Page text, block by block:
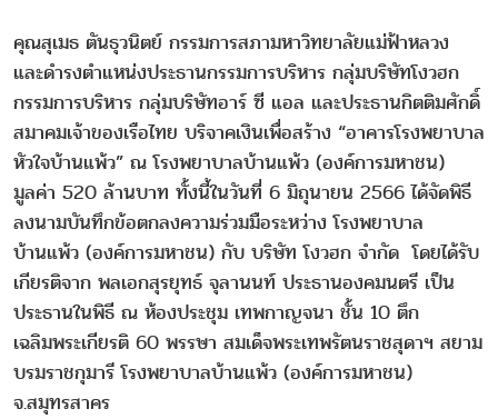
คุณสุเมธ ตันธุวนิตย์ กรรมการสภามหาวิทยาลัยแม่ฟ้าหลวง
และดำรงตำแหน่งประธานกรรมการบริหาร กลุ่มบริษัทโงวฮก
กรรมการบริหาร กลุ่มบริษัทอาร์ ซี แอล และประธานกิตติมศักดิ์
สมาคมเจ้าของเรือไทย บริจาคเงินเพื่อสร้าง “อาคารโรงพยาบาล
หัวใจบ้านแพ้ว” ณ โรงพยาบาลบ้านแพ้ว (องค์การมหาชน)
มูลค่า 520 ล้านบาท ทั้งนี้ในวันที่ 6 มิถุนายน 2566 ได้จัดพิธี
ลงนามบันทึกข้อตกลงความร่วมมือระหว่าง โรงพยาบาล
บ้านแพ้ว (องค์การมหาชน) กับ บริษัท โงวฮก จำกัด โดยได้รับ
เกียรติจาก พลเอกสุรยุทธ์ จุลานนท์ ประธานองคมนตรี เป็น
ประธานในพิธี ณ ห้องประชุม เทพกาญจนา ชั้น 10 ตึก
เฉลิมพระเกียรติ 60 พรรษา สมเด็จพระเทพรัตนราชสุดาฯ สยาม
บรมราชกุมารี โรงพยาบาลบ้านแพ้ว (องค์การมหาชน)
จ.สมุทรสาคร